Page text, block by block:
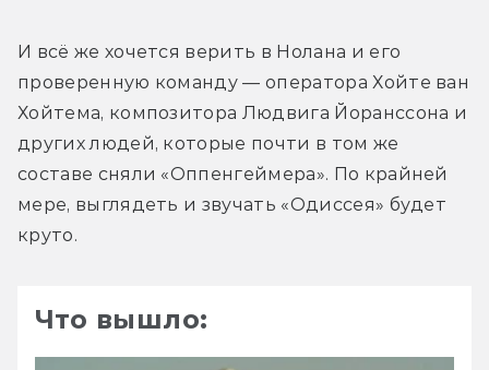
И всё же хочется верить в Нолана и его
проверенную команду — оператора Хойте ван
Хойтема, композитора Людвига Йоранссона и
других людей, которые почти в том же
составе сняли «Оппенгеймера». По крайней
мере, выглядеть и звучать «Одиссея» будет
круто.
Что вышло: